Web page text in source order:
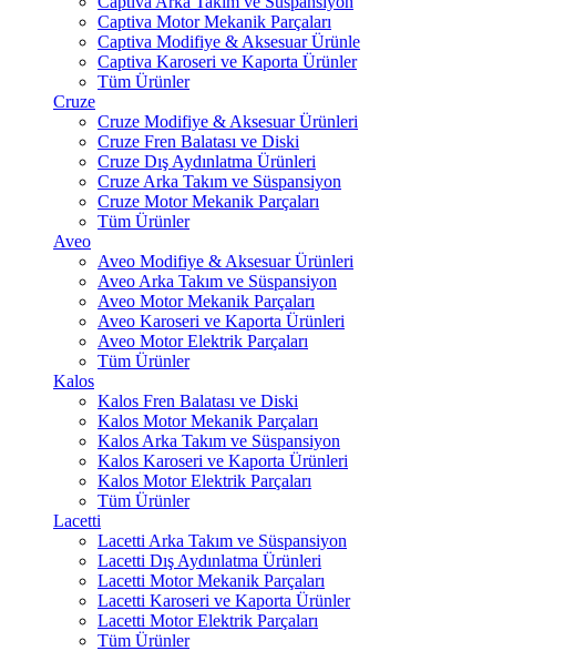
Captiva Motor Mekanik Parçaları
Captiva Modifiye & Aksesuar Ürünle
Captiva Karoseri ve Kaporta Ürünler
Tüm Ürünler
Cruze
Cruze Modifiye & Aksesuar Ürünleri
Cruze Fren Balatası ve Diski
Cruze Dış Aydınlatma Ürünleri
Cruze Arka Takım ve Süspansiyon
Cruze Motor Mekanik Parçaları
Tüm Ürünler
Aveo
Aveo Modifiye & Aksesuar Ürünleri
Aveo Arka Takım ve Süspansiyon
Aveo Motor Mekanik Parçaları
Aveo Karoseri ve Kaporta Ürünleri
Aveo Motor Elektrik Parçaları
Tüm Ürünler
Kalos
Kalos Fren Balatası ve Diski
Kalos Motor Mekanik Parçaları
Kalos Arka Takım ve Süspansiyon
Kalos Karoseri ve Kaporta Ürünleri
Kalos Motor Elektrik Parçaları
Tüm Ürünler
Lacetti
Lacetti Arka Takım ve Süspansiyon
Lacetti Dış Aydınlatma Ürünleri
Lacetti Motor Mekanik Parçaları
Lacetti Karoseri ve Kaporta Ürünler
Lacetti Motor Elektrik Parçaları
Tüm Ürünler